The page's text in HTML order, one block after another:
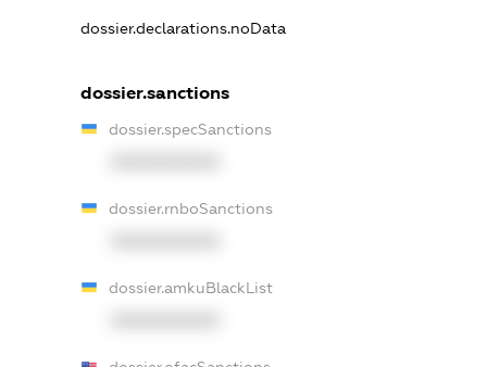
dossier.declarations.noData
dossier.sanctions
dossier.specSanctions
dossier.rnboSanctions
dossier.amkuBlackList